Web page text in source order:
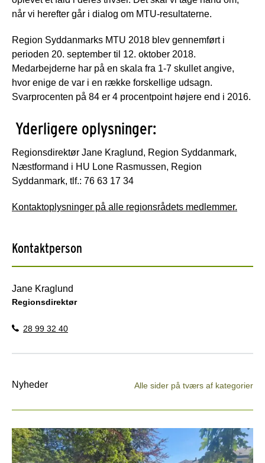
når vi herefter går i dialog om MTU-resultaterne.
Region Syddanmarks MTU 2018 blev gennemført i
perioden 20. september til 12. oktober 2018.
Medarbejderne har på en skala fra 1-7 skullet angive,
hvor enige de var i en række forskellige udsagn.
Svarprocenten på 84 er 4 procentpoint højere end i 2016.
Yderligere oplysninger:
Regionsdirektør Jane Kraglund, Region Syddanmark,
Næstformand i HU Lone Rasmussen, Region
Syddanmark, tlf.: 76 63 17 34
Kontaktoplysninger på alle regionsrådets medlemmer.
Kontaktperson
Jane Kraglund
Regionsdirektør
28 99 32 40
Nyheder Alle sider på tværs af kategorier